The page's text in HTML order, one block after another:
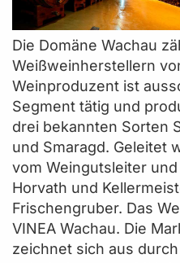
Die Domäne Wachau
Weißweinherstellern
Weinproduzent ist
Segment tätig und
drei bekannten Sorten
und Smaragd. Geleitet
vom Weingutsleiter
Horvath und
Frischengruber. Das
VINEA Wachau. Die
zeichnet sich aus